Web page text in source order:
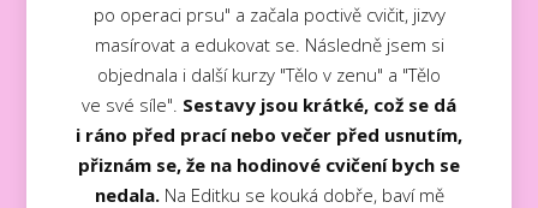
po operaci prsu" a začala poctivě cvičit, jizvy
masírovat a edukovat se. Následně jsem si
objednala i další kurzy "Tělo v zenu" a "Tělo
ve své síle". Sestavy jsou krátké, což se dá
i ráno před prací nebo večer před usnutím,
přiznám se, že na hodinové cvičení bych se
nedala.Na Editku se kouká dobře, baví mě